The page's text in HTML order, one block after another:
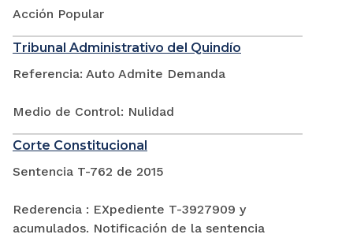
Acción Popular
Tribunal Administrativo del Quindío
Referencia: Auto Admite Demanda
Medio de Control: Nulidad
Corte Constitucional
Sentencia T-762 de 2015
Rederencia : EXpediente T-3927909 y
acumulados. Notificación de la sentencia